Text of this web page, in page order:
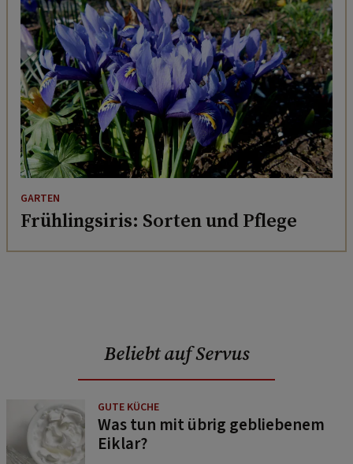
GARTEN
Frühlingsiris: Sorten und Pflege
Beliebt auf Servus
GUTE KÜCHE
Was tun mit übrig gebliebenem
Eiklar?